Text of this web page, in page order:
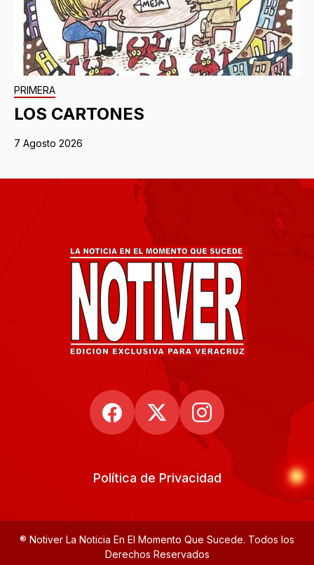
PRIMERA
LOS CARTONES
7 Agosto 2026
Política de Privacidad
® Notiver La Noticia En El Momento Que Sucede. Todos los
Derechos Reservados